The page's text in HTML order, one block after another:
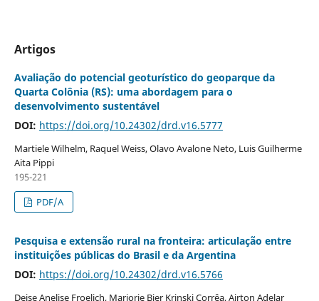
Artigos
Avaliação do potencial geoturístico do geoparque da
Quarta Colônia (RS): uma abordagem para o
desenvolvimento sustentável
DOI: https://doi.org/10.24302/drd.v16.5777
Martiele Wilhelm, Raquel Weiss, Olavo Avalone Neto, Luis Guilherme
Aita Pippi
195-221
PDF/A
Pesquisa e extensão rural na fronteira: articulação entre
instituições públicas do Brasil e da Argentina
DOI: https://doi.org/10.24302/drd.v16.5766
Deise Anelise Froelich, Marjorie Bier Krinski Corrêa, Airton Adelar